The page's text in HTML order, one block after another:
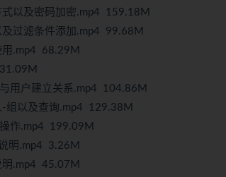
以及密码加密.mp4 159.18M
过滤条件添加.mp4 99.68M
.mp4 68.29M
用户建立关系.mp4 104.86M
组以及查询.mp4 129.38M
作.mp4 199.09M
明.mp4 3.26M
.mp4 45.07M